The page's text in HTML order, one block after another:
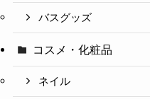
バスグッズ
コスメ・化粧品
ネイル